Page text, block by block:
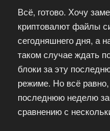
Всё, готово. Хочу
криптовалют файлы
сегодняшнего дня, а
таком случае ждать
блоки за эту
режиме. Но всё
последнюю неделю
сравнению с